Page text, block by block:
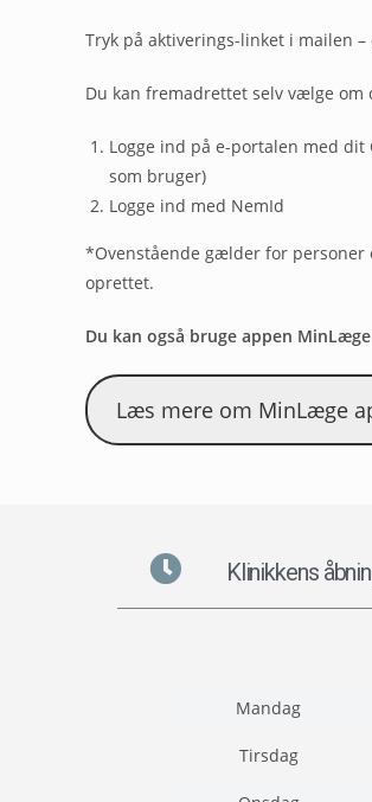
Tryk på aktiverings-linket i mailen
Du kan fremadrettet selv vælge om
Logge ind på e-portalen med dit
som bruger)
Logge ind med NemId
*Ovenstående gælder for personer
oprettet.
Du kan også bruge appen
Læs mere om MinLæge
Klinikkens
Mandag
Tirsdag